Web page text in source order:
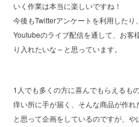
いく作業は本当に楽しいですね！
今後もTwitterアンケートを利用したり、
Youtubeのライブ配信を通して、お客
り入れたいな～と思っています。
1人でも多くの方に喜んでもらえるも
痒い所に手が届く、そんな商品が作れ
と思って企画をしているのですが、